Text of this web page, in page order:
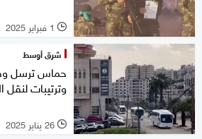
l 1 فبراير 2025
شرق أوسط
حماس ترسل
وترتيبات لنقل
l 26 يناير 2025